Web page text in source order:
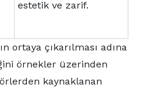
estetik ve zarif.
ortaya çıkarılması adına
örnekler üzerinden
kaynaklanan